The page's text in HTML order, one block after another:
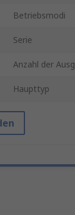
Betriebsmodi
Serie
Anzahl der
Haupttyp